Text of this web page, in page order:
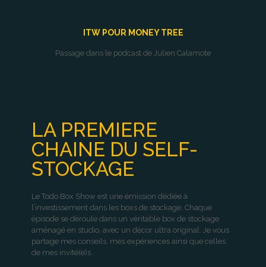
ITW POUR MONEY TREE
Passage dans le podcast de Julien Calamote
LA PREMIERE
CHAINE DU SELF-
STOCKAGE
Le Todo Box Show est une émission dédiée à
l’investissement dans les boxs de stockage. Chaque
épisode se déroule dans un véritable box de stockage
aménagé en studio, avec un décor ultra original. Je vous
partage mes conseils, mes expériences ainsi que celles
de mes invité(e)s.